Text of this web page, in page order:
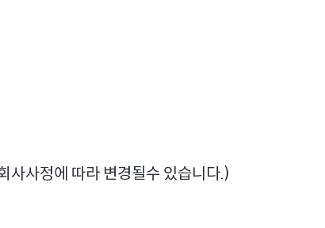
탁(주식-재간접형)
사정에 따라 변경될수 있습니다.)